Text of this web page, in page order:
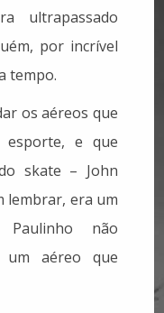
ultrapassado
por incrível
tempo.
os aéreos que
esporte, e que
skate – John
lembrar, era um
Paulinho não
um aéreo que